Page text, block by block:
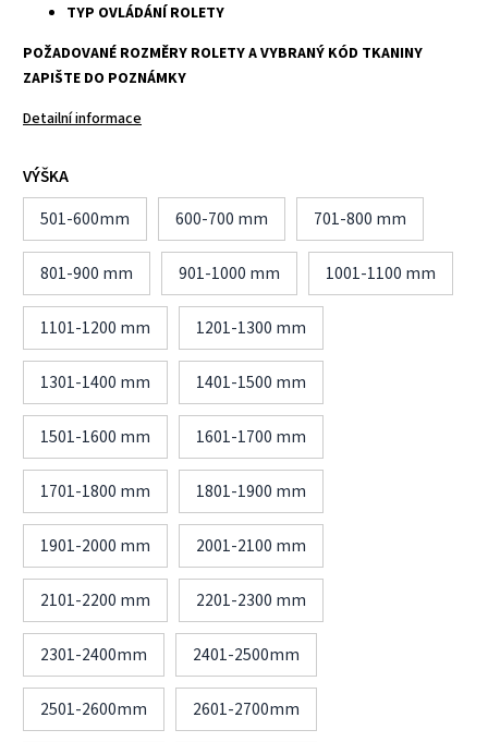
TYP OVLÁDÁNÍ ROLETY
POŽADOVANÉ ROZMĚRY ROLETY A VYBRANÝ KÓD TKANINY
ZAPIŠTE DO POZNÁMKY
Detailní informace
VÝŠKA
501-600mm
600-700 mm 701-800 mm
801-900 mm 901-1000 mm 1001-1100 mm
1101-1200 mm 1201-1300 mm
1301-1400 mm 1401-1500 mm
1501-1600 mm 1601-1700 mm
1701-1800 mm 1801-1900 mm
1901-2000 mm 2001-2100 mm
2101-2200 mm 2201-2300 mm
2301-2400mm 2401-2500mm
2501-2600mm 2601-2700mm